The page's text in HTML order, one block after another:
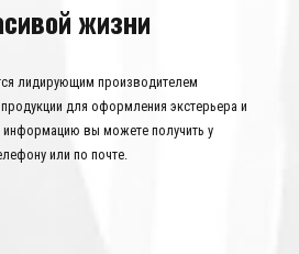
жизни
лидирующим производителем
для оформления экстерьера и
вы можете получить у
или по почте.